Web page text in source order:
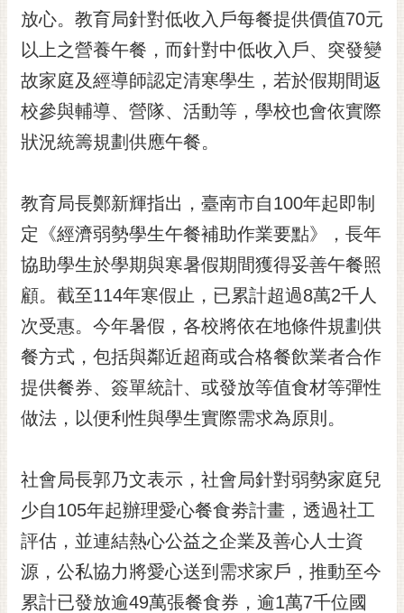
網
站
導
覽
訂
閱
訂
閱
電
子
報
市
民
信
箱
English
本
語
隱
私
權
及
放心。教育局針對低收入戶每餐提供價值70元
以上之營養午餐，而針對中低收入戶、突發變
故家庭及經導師認定清寒學生，若於假期間返
校參與輔導、營隊、活動等，學校也會依實際
狀況統籌規劃供應午餐。
教育局長鄭新輝指出，臺南市自100年起即制
定《經濟弱勢學生午餐補助作業要點》，長年
協助學生於學期與寒暑假期間獲得妥善午餐照
顧。截至114年寒假止，已累計超過8萬2千人
次受惠。今年暑假，各校將依在地條件規劃供
餐方式，包括與鄰近超商或合格餐飲業者合作
提供餐券、簽單統計、或發放等值食材等彈性
做法，以便利性與學生實際需求為原則。
社會局長郭乃文表示，社會局針對弱勢家庭兒
少自105年起辦理愛心餐食劵計畫，透過社工
評估，並連結熱心公益之企業及善心人士資
源，公私協力將愛心送到需求家戶，推動至今
累計已發放逾49萬張餐食券，逾1萬7千位國